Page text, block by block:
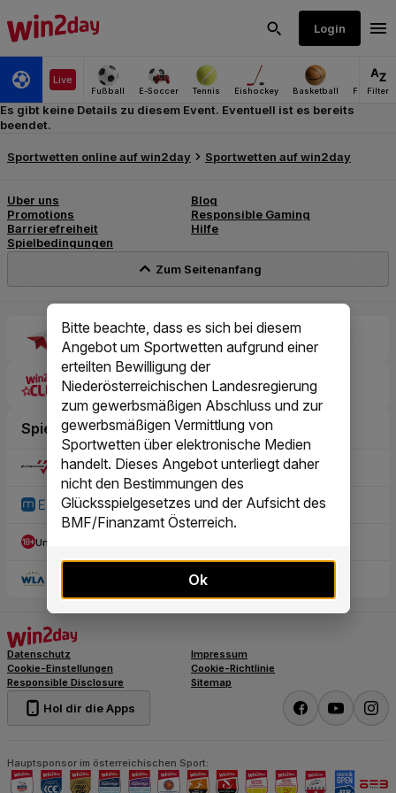
Bitte beachte, dass es sich bei diesem
Angebot um Sportwetten aufgrund einer
erteilten Bewilligung der
Niederösterreichischen Landesregierung
zum gewerbsmäßigen Abschluss und zur
gewerbsmäßigen Vermittlung von
Sportwetten über elektronische Medien
handelt. Dieses Angebot unterliegt daher
nicht den Bestimmungen des
Glücksspielgesetzes und der Aufsicht des
BMF/Finanzamt Österreich.
Ok
Es gibt keine Details zu diesem Event. Eventuell ist es bereits
beendet.